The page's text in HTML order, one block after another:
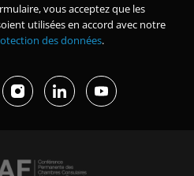
vous acceptez que les
utilisées en accord avec notre
des données.